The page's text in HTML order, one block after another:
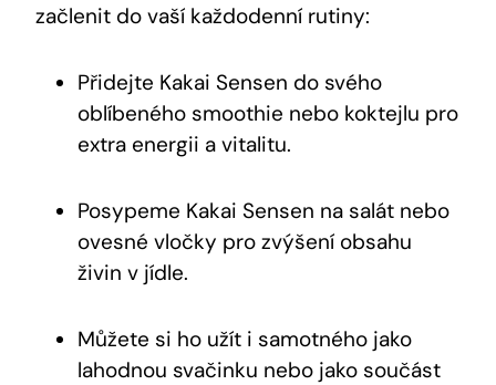
začlenit​ do vaší každodenní rutiny:
Přidejte ⁤Kakai​ Sensen⁤ do⁢ svého
oblíbeného smoothie nebo ⁣koktejlu pro
extra energii a ‌vitalitu.
Posypeme Kakai Sensen ⁣na salát​ nebo
ovesné vločky pro zvýšení obsahu
živin v jídle.
Můžete ⁤si ho‍ užít i samotného jako
lahodnou ‌svačinku‍ nebo‍ jako součást